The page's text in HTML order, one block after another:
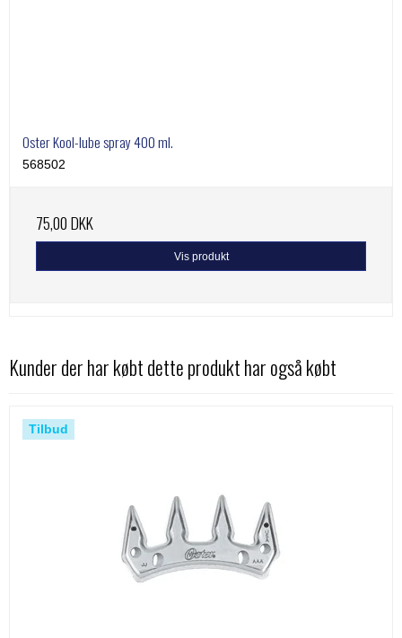
Oster Kool-lube spray 400 ml.
568502
75,00 DKK
Vis produkt
Kunder der har købt dette produkt har også købt
Tilbud